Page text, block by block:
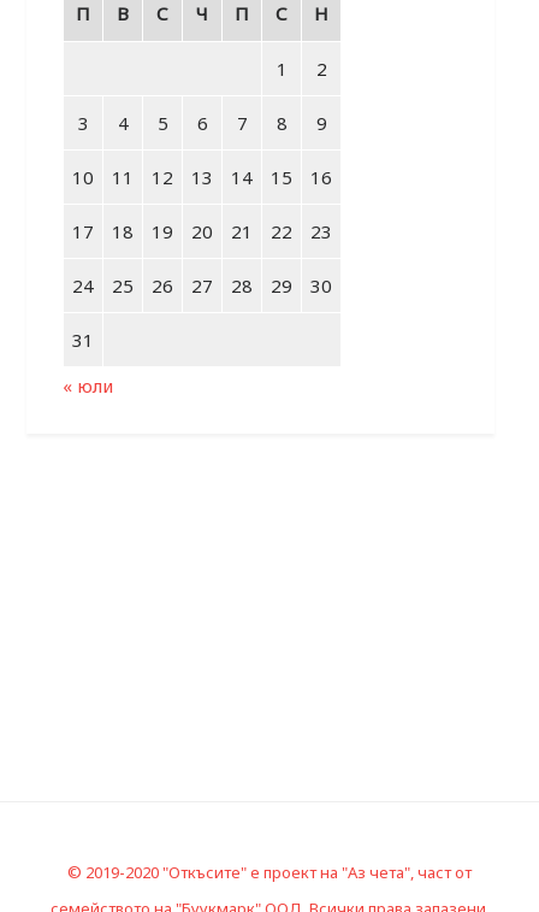
П
В С Ч П С Н
1 2
3 4 5 6 7 8 9
10 11 12 13 14 15 16
17 18 19 20 21 22 23
24 25 26 27 28 29 30
31
« юли
© 2019-2020 "Откъсите" е проект на "Аз чета", част от